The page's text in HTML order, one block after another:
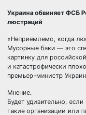
Украина обвиняет ФСБ
люстраций
«Неприемлемо, когда
Мусорные баки — это
картинку для
и катастрофически
премьер-министр
Мнение.
Будет удивительно, если
такие организации или